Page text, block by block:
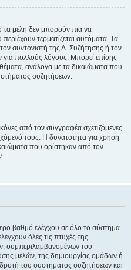
τα μέλη δεν μπορούν πια να
τερματίζεται αυτόματα. Τα
συντονιστή της Δ. Συζήτησης ή τον
για πολλούς λόγους. Μπορεί επίσης
ανάλογα με τα δικαιώματα που
συζητήσεων.
από τον συγγραφέα σχετιζόμενες
τους. Η δυνατότητα για χρήση
που ορίστηκαν από τον
βαθμό ελέγχου σε όλο το σύστημα
όλες τις πτυχές της
συμπεριλαμβανομένων του
μελών, της δημιουργίας ομάδων ή
του συστήματος συζητήσεων και